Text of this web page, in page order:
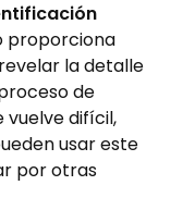
proporciona
la detalle
de
vuelve difícil,
usar este
por otras